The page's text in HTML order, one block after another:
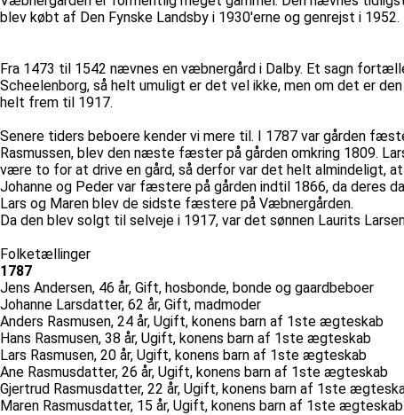
blev købt af Den Fynske Landsby i 1930'erne og genrejst i 1952.
Fra 1473 til 1542 nævnes en væbnergård i Dalby. Et sagn
Scheelenborg, så helt umuligt er det vel ikke, men om det er
helt frem til 1917.
Senere tiders beboere kender vi mere til. I 1787 var gården
Rasmussen, blev den næste fæster på gården omkring 1809.
være to for at drive en gård, så derfor var det helt almindeligt,
Johanne og Peder var fæstere på gården indtil 1866, da deres
Lars og Maren blev de sidste fæstere på Væbnergården.
Da den blev solgt til selveje i 1917, var det sønnen Laurits
Folketællinger
1787
Jens Andersen, 46 år, Gift, hosbonde, bonde og gaardbeboer
Johanne Larsdatter, 62 år, Gift, madmoder
Anders Rasmusen, 24 år, Ugift, konens barn af 1ste ægteskab
Hans Rasmusen, 38 år, Ugift, konens barn af 1ste ægteskab
Lars Rasmusen, 20 år, Ugift, konens barn af 1ste ægteskab
Ane Rasmusdatter, 26 år, Ugift, konens barn af 1ste ægteskab
Gjertrud Rasmusdatter, 22 år, Ugift, konens barn af 1ste
Maren Rasmusdatter, 15 år, Ugift, konens barn af 1ste ægteskab